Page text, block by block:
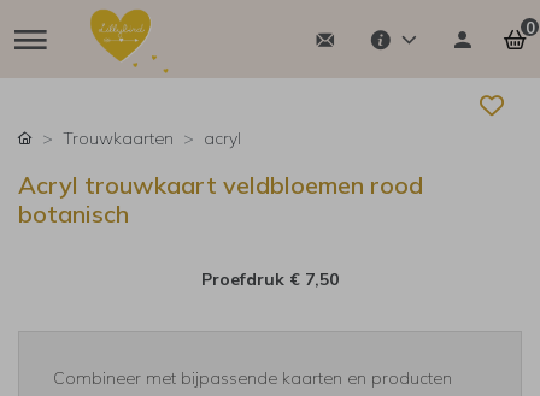
0
Trouwkaarten acryl
Acryl trouwkaart veldbloemen rood
botanisch
Proefdruk € 7,50
Combineer met bijpassende kaarten en producten